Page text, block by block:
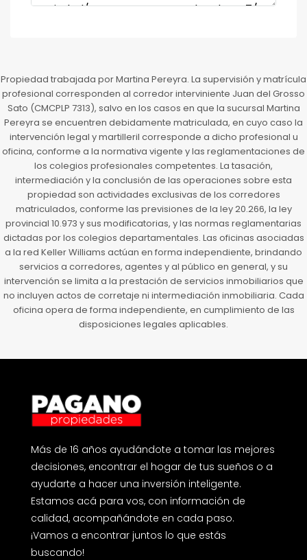
Propiedad trabajada por Martina Pereyra. La supervisión y matrícula
profesional corresponden al corredor interviniente Juan del Grosso
Sato (CMCPLP 7313), salvo en los casos en que la sucursal Martina
Pereyra se encuentren debidamente matriculada, en cuyo caso la
intervención legal y martilleril corresponde a dicho profesional u
oficina, conforme a la normativa vigente y las reglamentaciones de
los colegios profesionales competentes. La tasación,
intermediación y la conclusión de las operaciones sobre esta
propiedad son actividades exclusivas de los corredores
matriculados, conforme las previsiones de la ley 20.266, la ley
provincial 10.973 y sus modificatorias, y las normas reglamentarias
dictadas por los colegios departamentales. Las oficinas asociadas
a la red Keller Williams actúan en forma independiente, brindando
servicios a corredores, agentes y al público en general, y su
intervención se limita a la prestación de servicios inmobiliarios que
no incluyen actos de corretaje ni intermediación inmobiliaria. Cada
oficina opera de forma independiente, en cumplimiento de las
disposiciones legales aplicables.
Más de 16 años ayudándote a tomar las mejores
decisiones, encontrar el hogar de tus sueños o a
ayudarte a hacer una inversión inteligente.
Estamos acá para vos, con información de
calidad, acompañándote en cada paso.
¡Vamos a encontrar juntos lo que estás
buscando!